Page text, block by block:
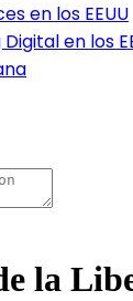
en los EEUU
en los
la